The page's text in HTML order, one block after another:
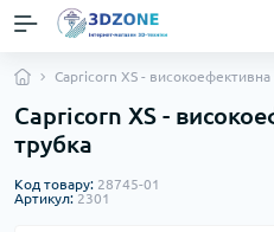
Capricorn XS - високоефективна
Capricorn XS -
трубка
Код товару: 28745-01
Артикул: 2301